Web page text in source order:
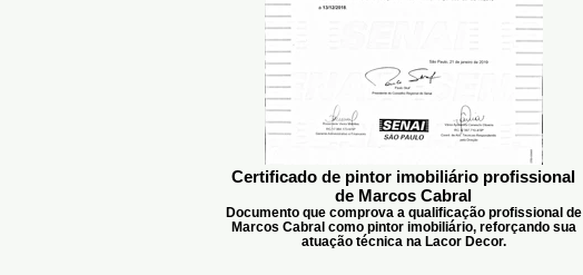
Certificado de pintor imobiliário profissional
de Marcos Cabral
Documento que comprova a qualificação profissional de
Marcos Cabral como pintor imobiliário, reforçando sua
atuação técnica na Lacor Decor.